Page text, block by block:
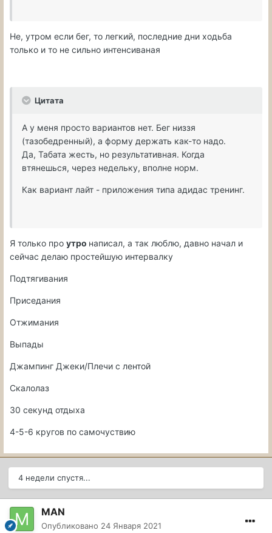
Не, утром если бег, то легкий, последние дни ходьба
только и то не сильно интенсиваная
Цитата
А у меня просто вариантов нет. Бег низзя
(тазобедренный), а форму держать как-то надо.
Да, Табата жесть, но результативная. Когда
втянешься, через недельку, вполне норм.
Как вариант лайт - приложения типа адидас тренинг.
Я только про утро написал, а так люблю, давно начал и
сейчас делаю простейшую интервалку
Подтягивания
Приседания
Отжимания
Выпады
Джампинг Джеки/Плечи с лентой
Скалолаз
30 секунд отдыха
4-5-6 кругов по самочуствию
4 недели спустя...
MAN
Опубликовано 24 Января 2021